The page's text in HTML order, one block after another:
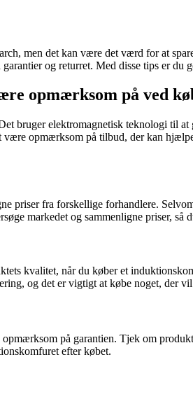
men det kan være det værd for at
og returret. Med disse tips er
opmærksom på ved
bruger elektromagnetisk teknologi til
opmærksom på tilbud, der kan
priser fra forskellige forhandlere.
markedet og sammenligne priser, så
kvalitet, når du køber et
og det er vigtigt at købe noget, der
på garantien. Tjek om
efter købet.